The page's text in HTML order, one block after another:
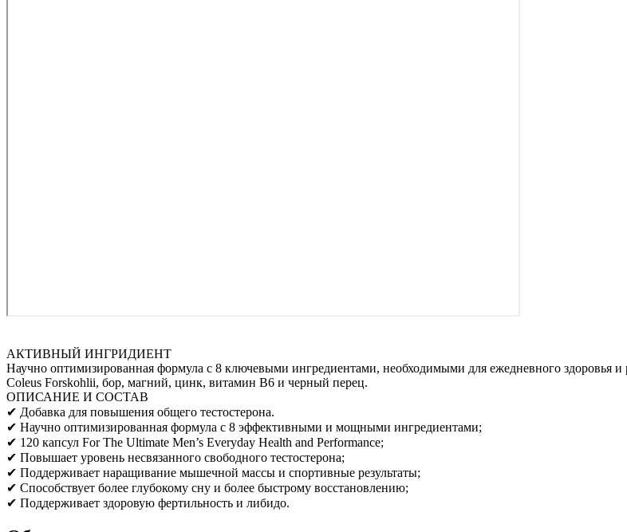
АКТИВНЫЙ ИНГРИДИЕНТ
Научно оптимизированная формула с 8 ключевыми ингредиентами, необходимыми для ежедневного здоровья
Coleus Forskohlii, бор, магний, цинк, витамин B6 и черный перец.
ОПИСАНИЕ И СОСТАВ
✔ Добавка для повышения общего тестостерона.
✔ Научно оптимизированная формула с 8 эффективными и мощными ингредиентами;
✔ 120 капсул For The Ultimate Men’s Everyday Health and Performance;
✔ Повышает уровень несвязанного свободного тестостерона;
✔ Поддерживает наращивание мышечной массы и спортивные результаты;
✔ Способствует более глубокому сну и более быстрому восстановлению;
✔ Поддерживает здоровую фертильность и либидо.